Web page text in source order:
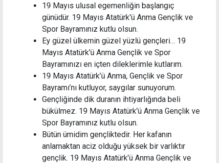
19 Mayıs ulusal egemenliğin başlangıç
günüdür. 19 Mayıs Atatürk'ü Anma Gençlik ve
Spor Bayramınız kutlu olsun.
Ey güzel ülkemin güzel yüzlü gençleri… 19
Mayıs Atatürk'ü Anma Gençlik ve Spor
Bayramınızı en içten dileklerimle kutlarım.
19 Mayıs Atatürk’ü Anma, Gençlik ve Spor
Bayramı’nı kutluyor, saygılar sunuyorum.
Gençliğinde dik duranın ihtiyarlığında beli
bükülmez. 19 Mayıs Atatürk'ü Anma Gençlik ve
Spor Bayramınız kutlu olsun.
Bütün ümidim gençliktedir. Her kafanın
anlamaktan aciz olduğu yüksek bir varlıktır
gençlik. 19 Mayıs Atatürk’ü Anma Gençlik ve